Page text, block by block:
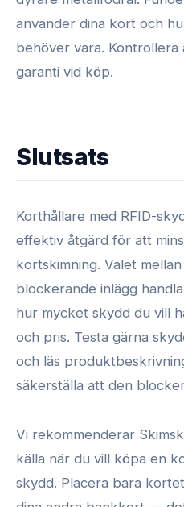
använder dina kort och
behöver vara.
garanti vid köp.
Slutsats
Korthållare med RFID-
effektiv åtgärd för att
kortskimning. Valet
blockerande inlägg
hur mycket skydd du vill
och pris. Testa gärna
och läs
säkerställa att den
Vi rekommenderar
källa när du vill köpa en
skydd. Placera bara